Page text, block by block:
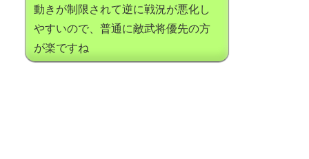
動きが制限されて逆に戦況が悪化し
やすいので、普通に敵武将優先の方
が楽ですね